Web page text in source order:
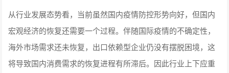
从行业发展态势看，当前虽然国内疫情防控形势向好，但国内
宏观经济的恢复还需要一个过程。伴随国际疫情的不确定性，
海外市场需求还未恢复，出口依赖型企业仍没有摆脱困境，这
将导致国内消费需求的恢复进程有所滞后。因此行业上下应重